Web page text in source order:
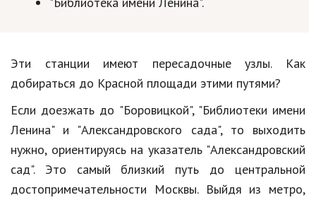
Эти станции имеют пересадочные узлы. Как
добираться до Красной площади этими путями?
Если доезжать до "Боровицкой", "Библиотеки имени
Ленина" и "Александровского сада", то выходить
нужно, ориентируясь на указатель "Александровский
сад". Это самый близкий путь до центральной
достопримечательности Москвы. Выйдя из метро,